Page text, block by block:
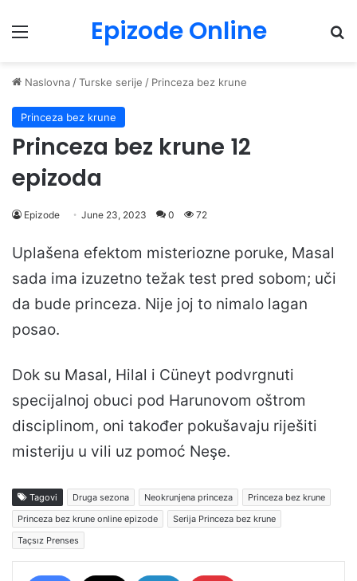
Menu Epizode Online
Naslovna /Turske serije / Princeza bez krune
Princeza bez krune
Princeza bez krune 12
epizoda
Epizode June 23, 2023 0 72
Uplašena efektom misteriozne poruke, Masal
sada ima izuzetno težak test pred sobom; uči
da bude princeza. Nije joj to nimalo lagan
posao.
Dok su Masal, Hilal i Cüneyt podvrgnuti
specijalnoj obuci pod Harunovom oštrom
disciplinom, oni također pokušavaju riješiti
misteriju u vili uz pomoć Neşe.
Tagovi Druga sezona Neokrunjena princeza
Princeza bez krune
Princeza bez krune online epizode
Serija Princeza bez krune
Taçsız Prenses